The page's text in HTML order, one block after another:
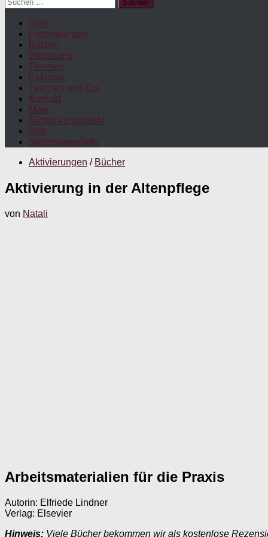
nach:
Start
Fortbildungen
Bücher
Betreuung
Themen
Exklusiv
Taschen und Co.
Kontakt
Maw
Nichts verpassen!
App
Stellenangebote
Aktivierungen / Bücher
Aktivierung in der Altenpflege
von Natali
Arbeitsmaterialien für die Praxis
Autorin: Elfriede Lindner
Verlag: Elsevier
Hinweis: Viele Bücher bekommen wir als kostenlose